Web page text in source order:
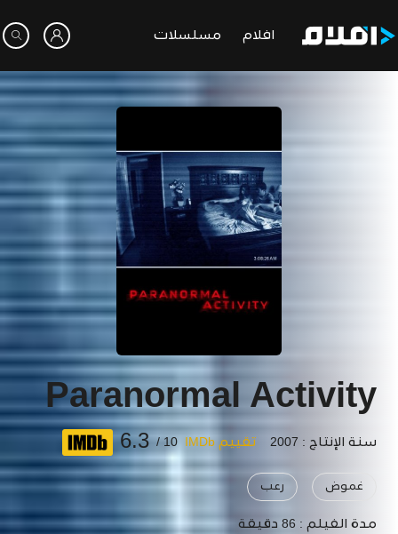
افلام مسلسلات
Paranormal Activity
سنة الإنتاج : 2007 تقييم IMDb 10 /
6.3
غموض رعب
مدة الفيلم : 86 دقيقة